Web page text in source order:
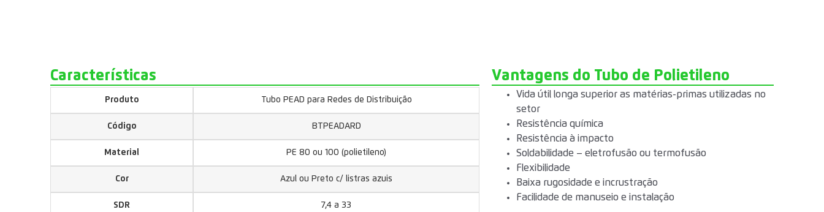
Características
Produto Tubo PEAD para Redes de Distribuição
Código BTPEADARD
Material PE 80 ou 100 (polietileno)
Cor Azul ou Preto c/ listras azuis
SDR 7,4 a 33
Vantagens do Tubo de Polietileno
Vida útil longa superior as matérias-primas utilizadas no
setor
Resistência química
Resistência à impacto
Soldabilidade – eletrofusão ou termofusão
Flexibilidade
Baixa rugosidade e incrustração
Facilidade de manuseio e instalação